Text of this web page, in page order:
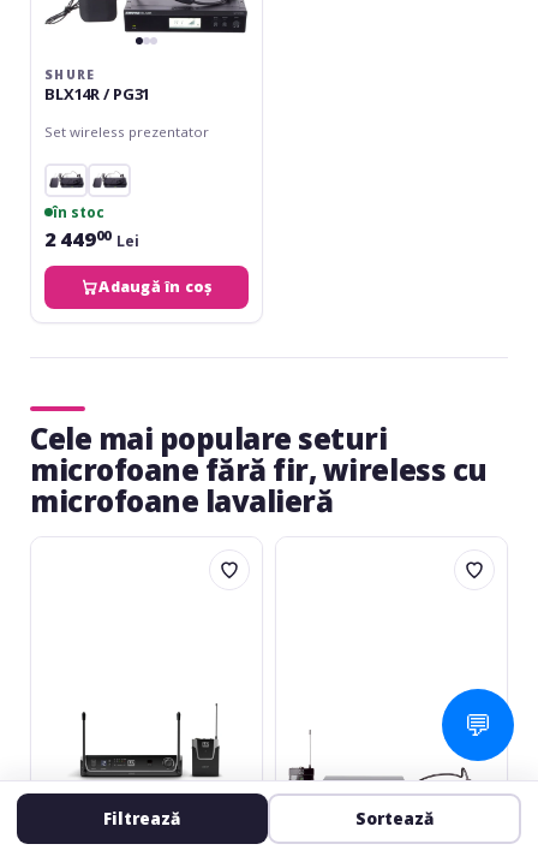
SHURE
BLX14R / PG31
Set wireless prezentator
în stoc
2 44900 Lei
Adaugă în coș
Cele mai populare seturi
microfoane fără fir, wireless cu
microfoane lavalieră
LD
AKG
Filtrează Sortează
💬